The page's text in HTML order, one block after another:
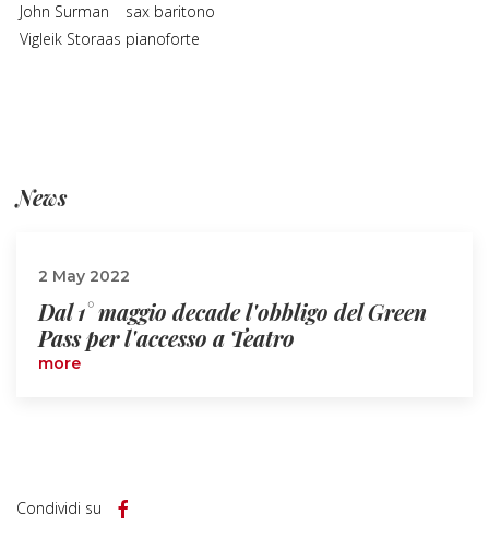
John Surman
sax baritono
Vigleik Storaas pianoforte
News
2 May 2022
Dal 1° maggio decade l'obbligo del Green
Pass per l'accesso a Teatro
more
Condividi su